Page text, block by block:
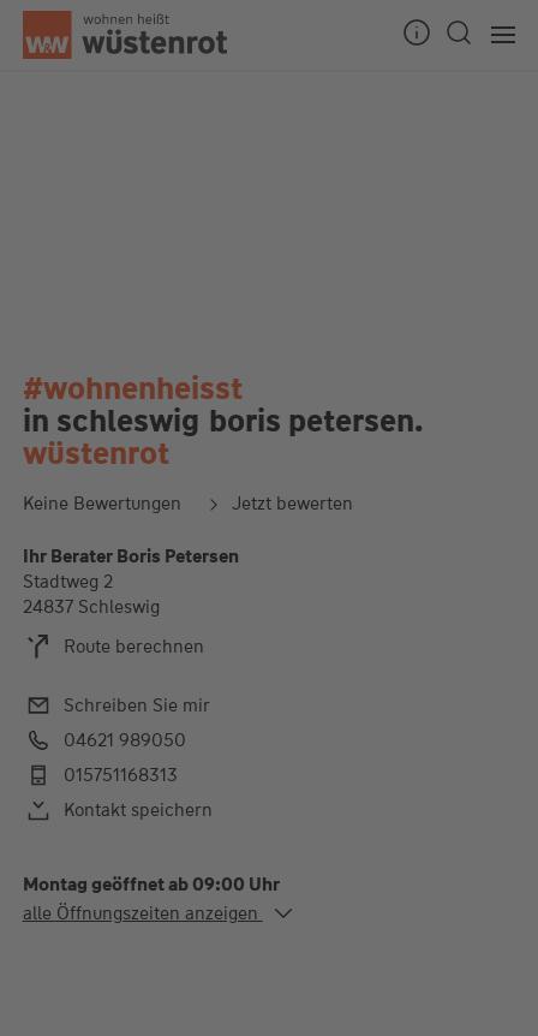
#wohnenheisst
in schleswig boris petersen.
wüstenrot
Keine Bewertungen Jetzt bewerten
Ihr Berater Boris Petersen
Stadtweg 2
24837 Schleswig
Route berechnen
Schreiben Sie mir
04621 989050
015751168313
Kontakt speichern
Montag geöffnet ab 09:00 Uhr
Alle Öffnungszeiten
alle Öffnungszeiten anzeigen